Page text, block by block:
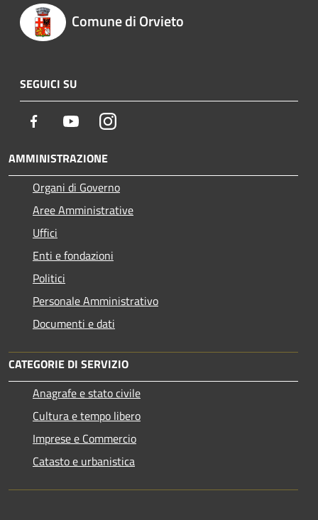
Comune di Orvieto
SEGUICI SU
Facebook YoutubeInstagram
AMMINISTRAZIONE
Organi di Governo
Aree Amministrative
Uffici
Enti e fondazioni
Politici
Personale Amministrativo
Documenti e dati
CATEGORIE DI SERVIZIO
Anagrafe e stato civile
Cultura e tempo libero
Imprese e Commercio
Catasto e urbanistica